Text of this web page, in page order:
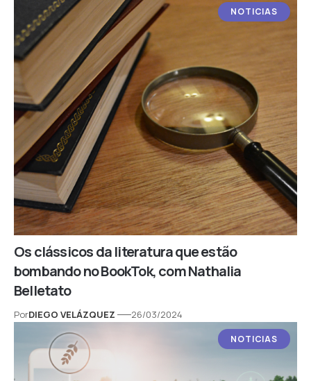
NOTICIAS
Os clássicos da literatura que estão
bombando no BookTok, com Nathalia
Belletato
PorDIEGO VELÁZQUEZ 26/03/2024
NOTICIAS